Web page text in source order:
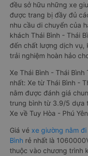
đều sở hữu những xe
được trang bị đầy đủ
nhu cầu di chuyển của
khách Thái Bình - Thái
đến chất lượng dịch vụ,
trải nghiệm hoàn hảo
Xe Thái Bình - Thái
nhất: Xe từ Thái Bình -
nằm được đánh giá
trung bình từ 3.9/5 dựa
Xe về Tuy Hòa - Phú
Giá vé xe giường nằm
Bình rẻ nhất là
thuộc vào chương trình